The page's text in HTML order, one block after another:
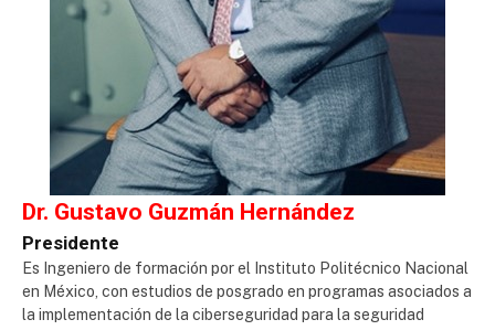
Dr. Gustavo Guzmán Hernández
Presidente
Es Ingeniero de formación por el Instituto Politécnico Nacional
en México, con estudios de posgrado en programas asociados a
la implementación de la ciberseguridad para la seguridad